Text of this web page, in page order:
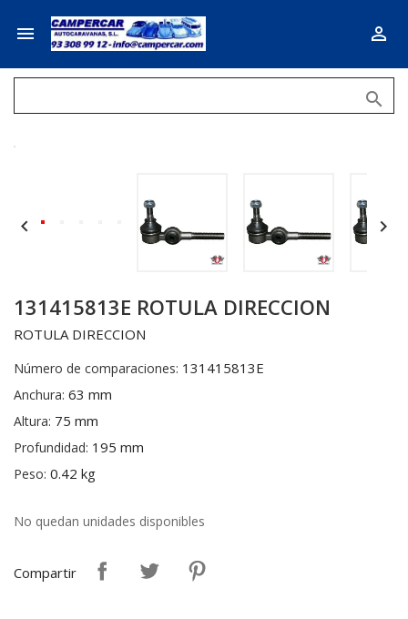
 

 
131415813E ROTULA DIRECCION
ROTULA DIRECCION
Número de comparaciones: 131415813E
Anchura: 63 mm
Altura: 75 mm
Profundidad: 195 mm
Peso: 0.42 kg
No quedan unidades disponibles
Compartir